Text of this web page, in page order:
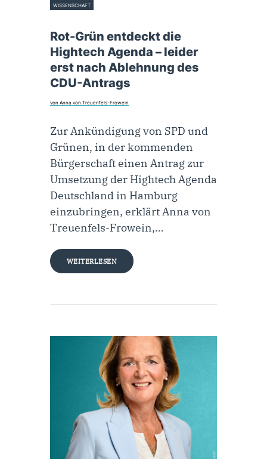
WISSENSCHAFT
Rot-Grün entdeckt die
Hightech Agenda – leider
erst nach Ablehnung des
CDU-Antrags
von Anna von Treuenfels-Frowein
Zur Ankündigung von SPD und
Grünen, in der kommenden
Bürgerschaft einen Antrag zur
Umsetzung der Hightech Agenda
Deutschland in Hamburg
einzubringen, erklärt Anna von
Treuenfels-Frowein,…
WEITERLESEN